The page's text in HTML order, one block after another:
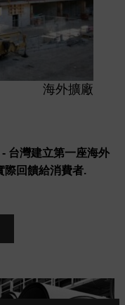
海外擴廠
台灣建立第一座海外
際回饋給消費者.